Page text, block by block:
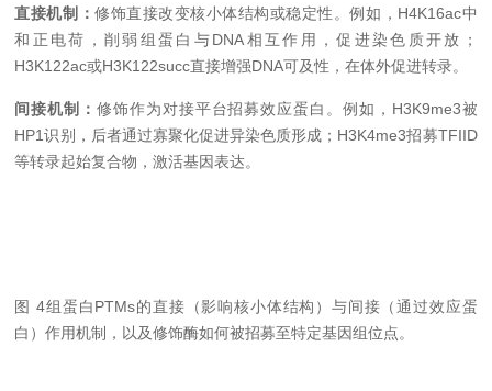
直接机制：修饰直接改变核小体结构或稳定性。例如，H4K16ac中
和正电荷，削弱组蛋白与DNA相互作用，促进染色质开放；
H3K122ac或H3K122succ直接增强DNA可及性，在体外促进转录。
间接机制：修饰作为对接平台招募效应蛋白。例如，H3K9me3被
HP1识别，后者通过寡聚化促进异染色质形成；H3K4me3招募TFIID
等转录起始复合物，激活基因表达。
图 4组蛋白PTMs的直接（影响核小体结构）与间接（通过效应蛋
白）作用机制，以及修饰酶如何被招募至特定基因组位点。